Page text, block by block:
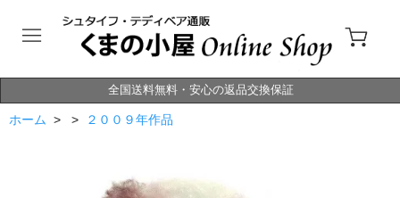
全国送料無料・安心の返品交換保証
ホーム > > ２００９年作品